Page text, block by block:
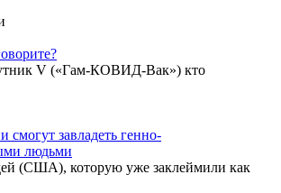
V («Гам-КОВИД-Вак») кто
завладеть генно-
людьми
(США), которую уже заклеймили как